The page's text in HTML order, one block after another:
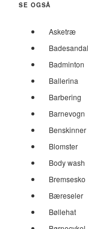
SE OGSÅ
Asketræ
Badesandal
Badminton
Ballerina
Barbering
Barnevogn
Benskinner
Blomster
Body wash
Bremsesko
Bæreseler
Bøllehat